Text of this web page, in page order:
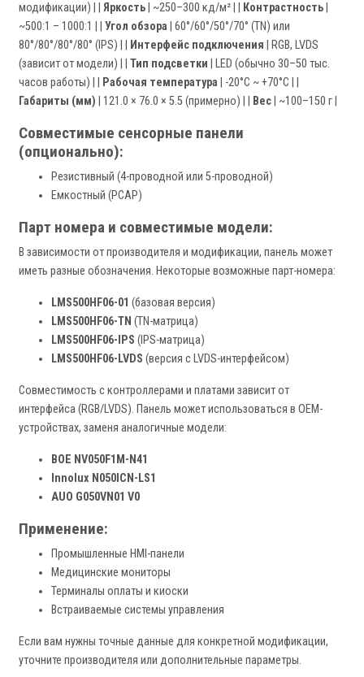
модификации) | | Яркость | ~250–300 кд/м² | | Контрастность
~500:1 – 1000:1 | | Угол обзора | 60°/60°/50°/70° (TN) или
80°/80°/80°/80° (IPS) | |
Интерфейс подключения | RGB, LVDS
(зависит от модели) | | Тип подсветки | LED (обычно 30–50 тыс.
часов работы) | |
Рабочая температура | -20°C ~ +70°C | |
Габариты (мм) | 121.0 × 76.0 × 5.5 (примерно) | | Вес | ~100–150 г |
Совместимые сенсорные панели
(опционально):
Резистивный (4-проводной или 5-проводной)
Емкостный (PCAP)
Парт номера и совместимые модели:
В зависимости от производителя и модификации, панель может
иметь разные обозначения. Некоторые возможные парт-номера:
LMS500HF06-01 (базовая версия)
LMS500HF06-TN (TN-матрица)
LMS500HF06-IPS (IPS-матрица)
LMS500HF06-LVDS (версия с LVDS-интерфейсом)
Совместимость с контроллерами и платами зависит от
интерфейса (RGB/LVDS). Панель может использоваться в OEM-
устройствах, заменя аналогичные модели:
BOE NV050F1M-N41
Innolux N050ICN-LS1
AUO G050VN01 V0
Применение:
Промышленные HMI-панели
Медицинские мониторы
Терминалы оплаты и киоски
Встраиваемые системы управления
Если вам нужны точные данные для конкретной модификации,
уточните производителя или дополнительные параметры.